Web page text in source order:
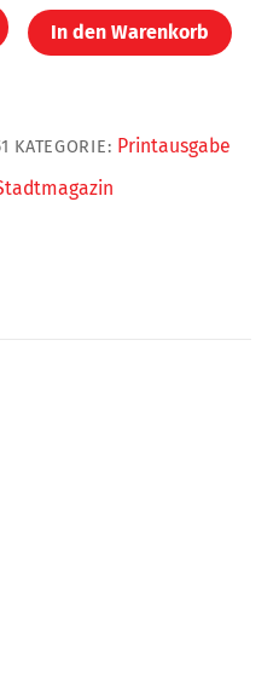
In den Warenkorb
KATEGORIE: Printausgabe